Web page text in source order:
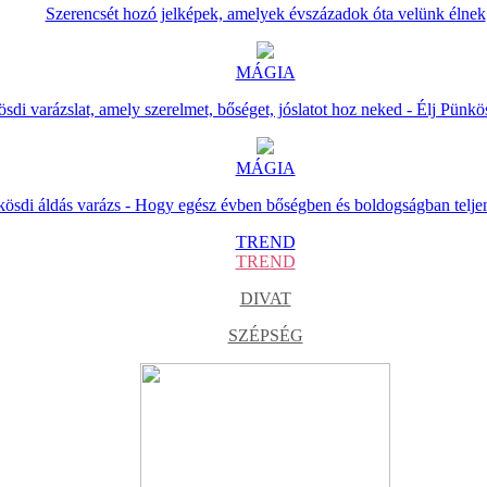
Szerencsét hozó jelképek, amelyek évszázadok óta velünk élnek
MÁGIA
varázslat, amely szerelmet, bőséget, jóslatot hoz neked - Élj
MÁGIA
áldás varázs - Hogy egész évben bőségben és boldogságban
TREND
TREND
DIVAT
SZÉPSÉG